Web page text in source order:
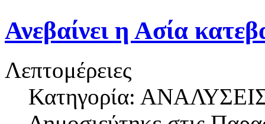
Ανεβαίνει η Ασία
Λεπτομέρειες
Κατηγορία: